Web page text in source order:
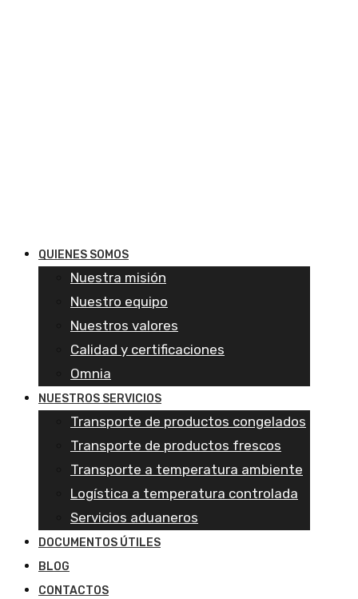
QUIENES SOMOS
Nuestra misión
Nuestro equipo
Nuestros valores
Calidad y certificaciones
Omnia
NUESTROS SERVICIOS
Transporte de productos congelados
Transporte de productos frescos
Transporte a temperatura ambiente
Logística a temperatura controlada
Servicios aduaneros
DOCUMENTOS ÚTILES
BLOG
CONTACTOS